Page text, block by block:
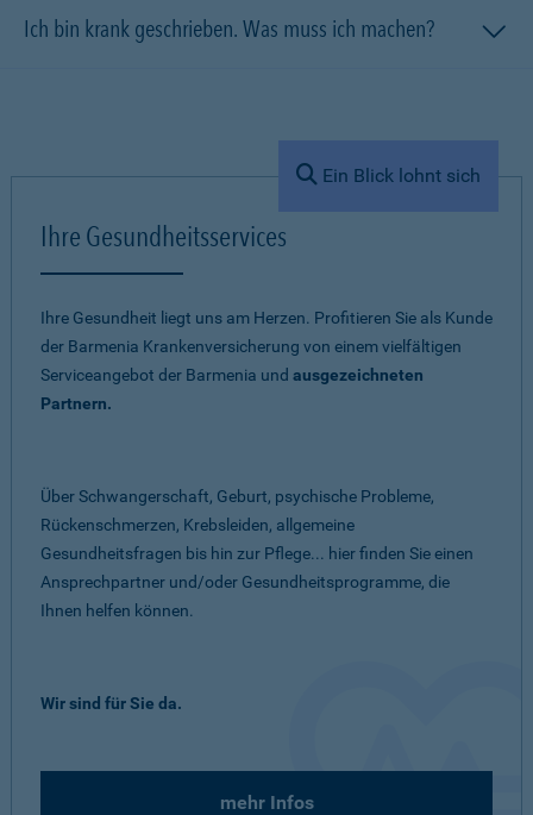
Ich bin krank geschrieben. Was muss ich machen?
Ein Blick lohnt sich
Ihre Gesundheitsservices
Ihre Gesundheit liegt uns am Herzen. Profitieren Sie als Kunde
der Barmenia Krankenversicherung von einem vielfältigen
Serviceangebot der Barmenia und ausgezeichneten
Partnern.
Über Schwangerschaft, Geburt, psychische Probleme,
Rückenschmerzen, Krebsleiden, allgemeine
Gesundheitsfragen bis hin zur Pflege... hier finden Sie einen
Ansprechpartner und/oder Gesundheitsprogramme, die
Ihnen helfen können.
Wir sind für Sie da.
mehr Infos